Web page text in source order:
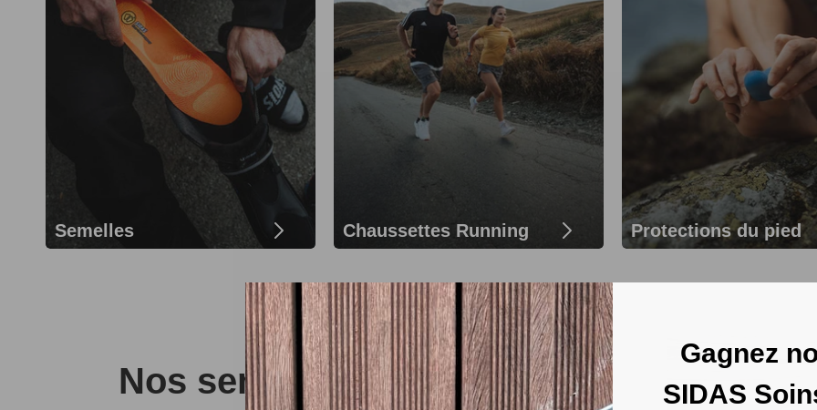
Semelles Chaussettes Running Protections du pied
Nos semelles Sidas
Gagnez
SIDAS